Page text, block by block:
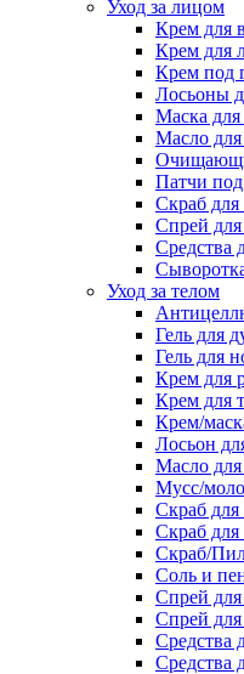
Уход за лицом
Крем для
Крем для
Крем под
Лосьоны
Маска для
Масло
Патчи под
Скраб для
Спрей
Средства
Уход за телом
Гель для
Гель для
Крем для
Крем для
Крем/
Лосьон
Масло для
Мусс/
Скраб для
Скраб для
Скраб/
Соль и
Спрей
Спрей для
Средства
Средства